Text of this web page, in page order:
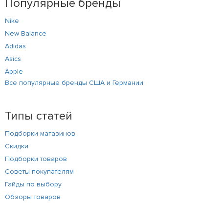
Популярные бренды
Nike
New Balance
Adidas
Asics
Apple
Все популярные бренды США и Германии
Типы статей
Подборки магазинов
Скидки
Подборки товаров
Советы покупателям
Гайды по выбору
Обзоры товаров